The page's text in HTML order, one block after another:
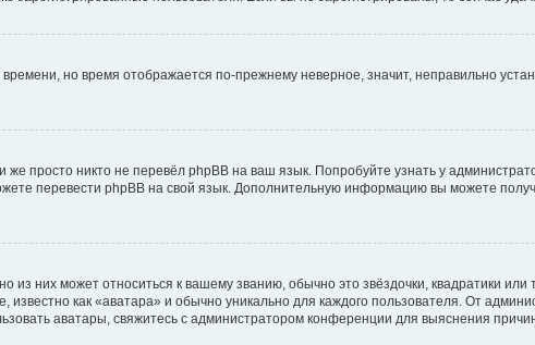
но время отображается по-прежнему неверное, значит, неправильно
просто никто не перевёл phpBB на ваш язык. Попробуйте узнать у
перевести phpBB на свой язык. Дополнительную информацию вы можете
из них может относиться к вашему званию, обычно это звёздочки, квадратики
как «аватара» и обычно уникально для каждого пользователя. От
аватары, свяжитесь с администратором конференции для выяснения